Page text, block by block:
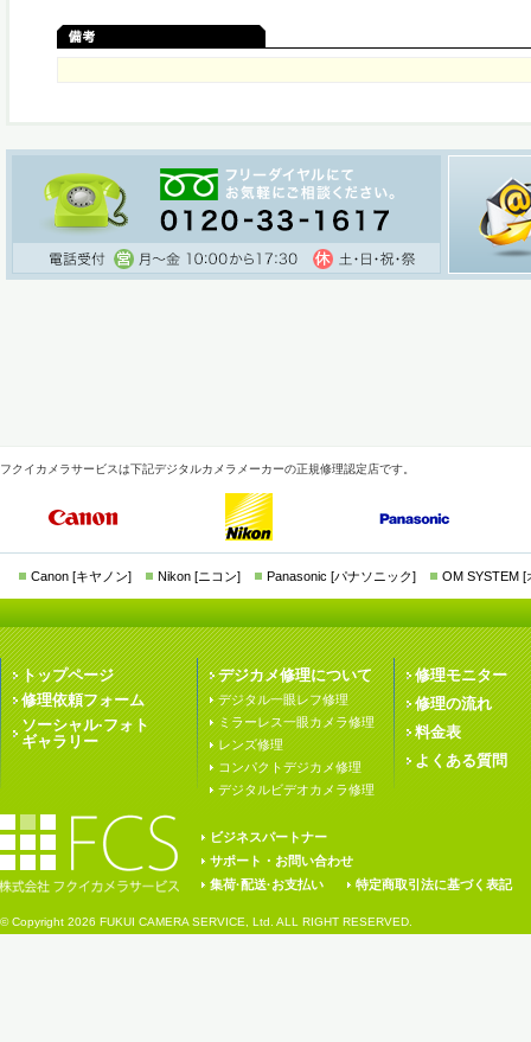
フクイカメラサービスは下記デジタルカメラメーカーの正規修理認定店です。
Canon [キヤノン] Nikon [ニコン] Panasonic [パナソニック] OM SYSTEM [
トップページ
修理依頼フォーム
ソーシャル·フォト
ギャラリー
デジカメ修理について
デジタル一眼レフ修理
ミラーレス一眼カメラ修理
レンズ修理
コンパクトデジカメ修理
デジタルビデオカメラ修理
修理モニター
修理の流れ
料金表
よくある質問
ビジネスパートナー
サポート・お問い合わせ
集荷·配送·お支払い
特定商取引法に基づく表記
© Copyright 2026 FUKUI CAMERA SERVICE, Ltd. ALL RIGHT RESERVED.